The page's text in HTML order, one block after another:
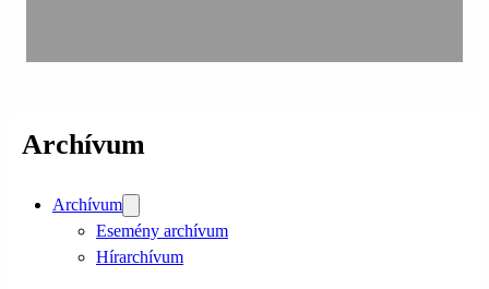
Archívum
Archívum
Esemény archívum
Hírarchívum